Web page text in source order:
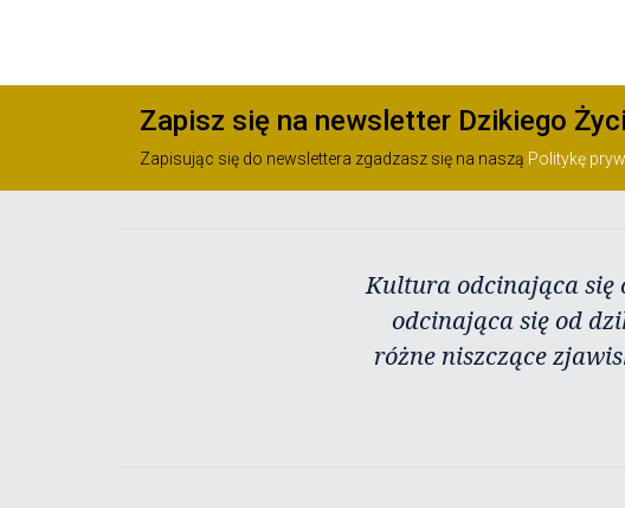
Zapisz się na newsletter Dzikiego
Zapisując się do newslettera zgadzasz się na naszą Politykę
Kultura odcinająca się
odcinająca się od
różne niszczące